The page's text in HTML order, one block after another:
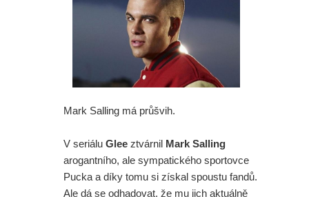
Mark Salling má průšvih.
V seriálu Glee ztvárnil Mark Salling
arogantního, ale sympatického sportovce
Pucka a díky tomu si získal spoustu fandů.
Ale dá se odhadovat, že mu jich aktuálně